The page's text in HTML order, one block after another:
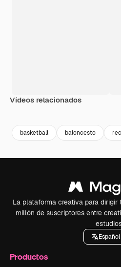
Vídeos relacionados
basketball baloncesto
La plataforma creativa para
millón de suscriptores entre
Español
Productos